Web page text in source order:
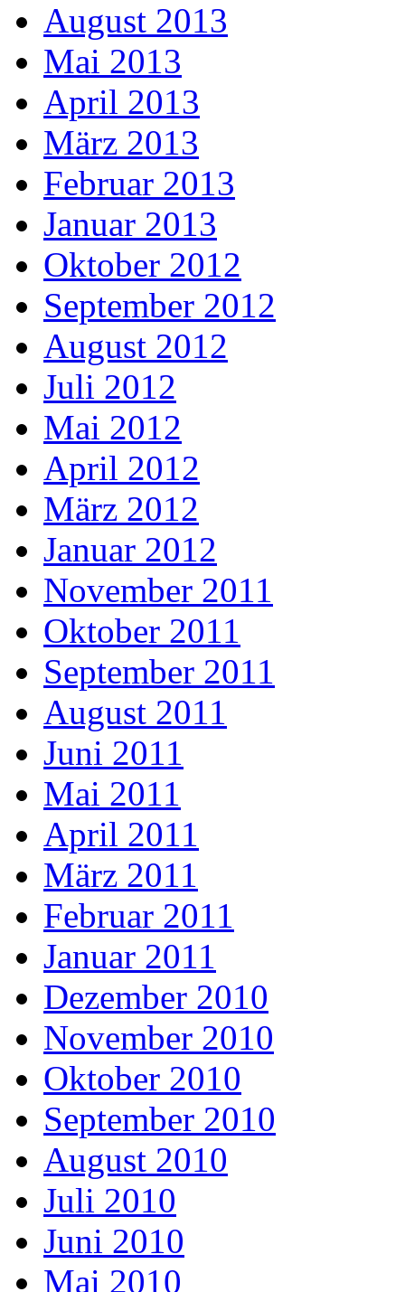
August 2013
Mai 2013
April 2013
März 2013
Februar 2013
Januar 2013
Oktober 2012
September 2012
August 2012
Juli 2012
Mai 2012
April 2012
März 2012
Januar 2012
November 2011
Oktober 2011
September 2011
August 2011
Juni 2011
Mai 2011
April 2011
März 2011
Februar 2011
Januar 2011
Dezember 2010
November 2010
Oktober 2010
September 2010
August 2010
Juli 2010
Juni 2010
Mai 2010